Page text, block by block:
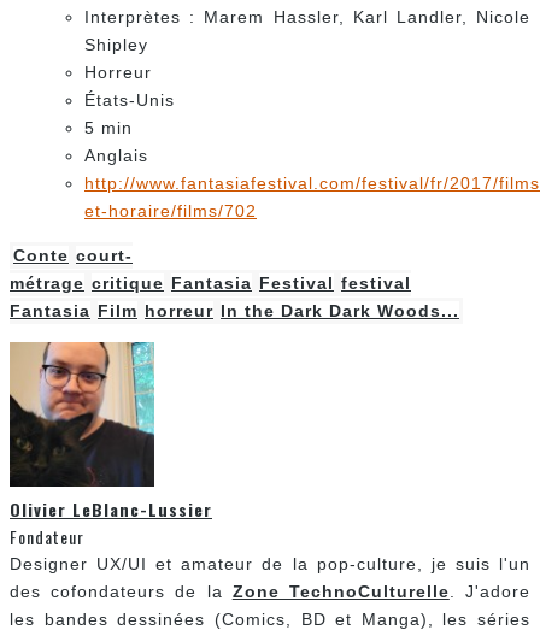
Interprètes : Marem Hassler, Karl Landler, Nicole
Shipley
Horreur
États-Unis
5 min
Anglais
http://www.fantasiafestival.com/festival/fr/2017/
et-horaire/films/702
Conte court-
métrage critique Fantasia Festival festival
Fantasia Film horreur In the Dark Dark Woods...
Olivier LeBlanc-Lussier
Fondateur
Designer UX/UI et amateur de la pop-culture, je suis l'un
des cofondateurs de la Zone TechnoCulturelle . J'adore
les bandes dessinées (Comics, BD et Manga), les séries